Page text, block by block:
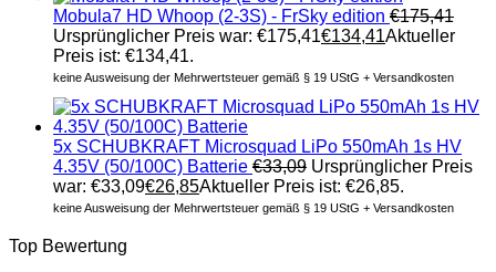
Mobula7 HD Whoop (2-3S) - FrSky edition €175,41
Ursprünglicher Preis war: €175,41€134,41Aktueller
Preis ist: €134,41.
keine Ausweisung der Mehrwertsteuer gemäß § 19 UStG + Versandkosten
5x SCHUBKRAFT Microsquad LiPo 550mAh 1s HV
4.35V (50/100C) Batterie €33,09 Ursprünglicher Preis
war: €33,09€26,85Aktueller Preis ist: €26,85.
keine Ausweisung der Mehrwertsteuer gemäß § 19 UStG + Versandkosten
Top Bewertung